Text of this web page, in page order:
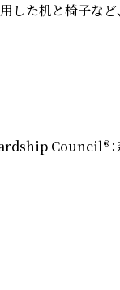
した机と椅子な
Council®：